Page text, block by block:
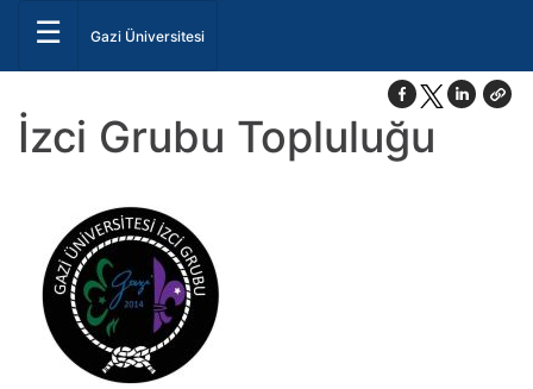
☰ Gazi Üniversitesi
İzci Grubu Topluluğu